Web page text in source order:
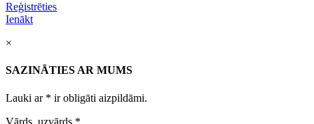
Reģistrēties
Ienākt
×
SAZINĀTIES AR MUMS
Lauki ar * ir obligāti aizpildāmi.
Vārds, uzvārds *